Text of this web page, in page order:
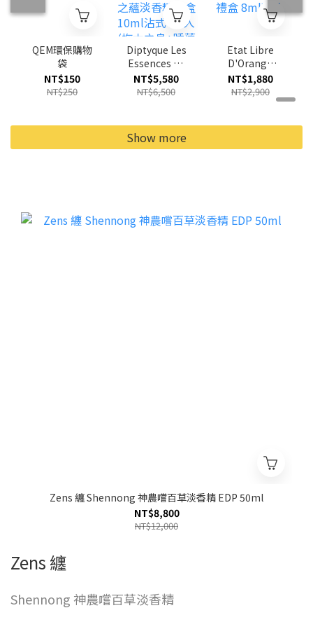
QEM環保購物
袋
NT$150
NT$250
Diptyque Les
Essences de
Diptyque 大
千之蘊淡香精
之息+睡蓮粼
波+幽影珊瑚
NT$5,580
NT$6,500
Etat Libre
D'Orange
Discovery 探
索禮盒 8mlX5
NT$1,880
NT$2,900
Show more
Zens 纏 Shennong 神農嚐百草淡香精 EDP 50ml
NT$8,800
NT$12,000
Zens 纏
Shennong 神農嚐百草淡香精